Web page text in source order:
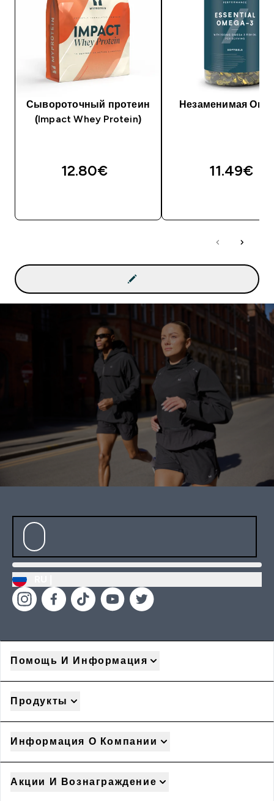
Сывороточный протеин
(Impact Whey Protein)
12.80€‎
Незаменимая
11.49€‎
Помощь И Информация
Продукты
Информация О Компании
Акции И Вознаграждение